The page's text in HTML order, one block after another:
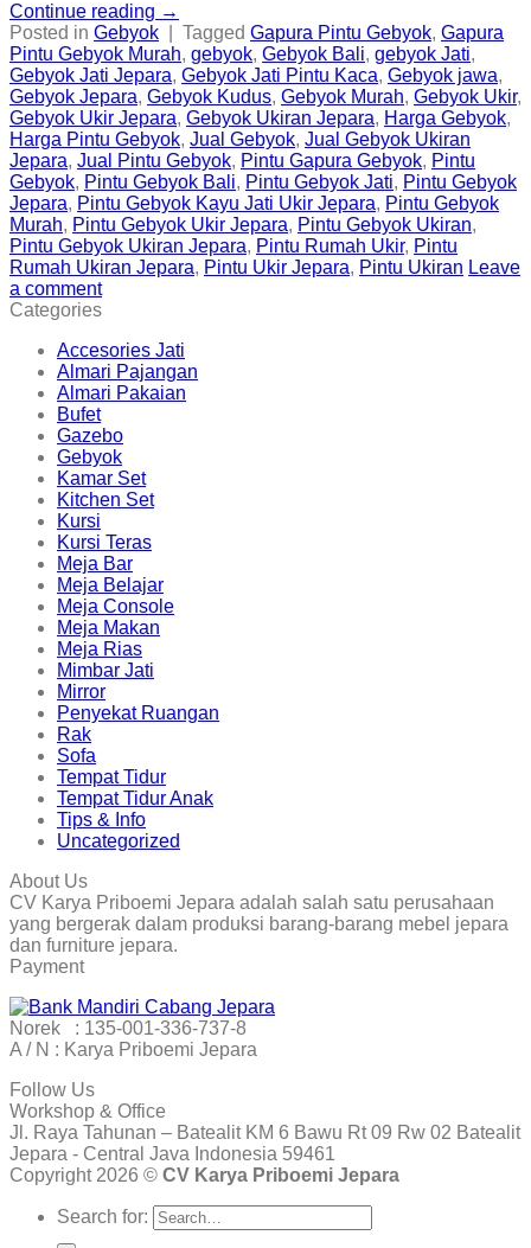
Continue reading →
Posted in Gebyok Tagged Gapura Pintu Gebyok, Gapura
Pintu Gebyok Murah, gebyok, Gebyok Bali, gebyok Jati,
Gebyok Jati Jepara, Gebyok Jati Pintu Kaca, Gebyok jawa,
Gebyok Jepara, Gebyok Kudus, Gebyok Murah, Gebyok Ukir,
Gebyok Ukir Jepara, Gebyok Ukiran Jepara, Harga Gebyok,
Harga Pintu Gebyok, Jual Gebyok, Jual Gebyok Ukiran
Jepara, Jual Pintu Gebyok, Pintu Gapura Gebyok, Pintu
Gebyok, Pintu Gebyok Bali, Pintu Gebyok Jati, Pintu Gebyok
Jepara, Pintu Gebyok Kayu Jati Ukir Jepara, Pintu Gebyok
Murah, Pintu Gebyok Ukir Jepara, Pintu Gebyok Ukiran,
Pintu Gebyok Ukiran Jepara, Pintu Rumah Ukir, Pintu
Rumah Ukiran Jepara, Pintu Ukir Jepara, Pintu Ukiran Leave
a comment
Categories
Accesories Jati
Almari Pajangan
Almari Pakaian
Bufet
Gazebo
Gebyok
Kamar Set
Kitchen Set
Kursi
Kursi Teras
Meja Bar
Meja Belajar
Meja Console
Meja Makan
Meja Rias
Mimbar Jati
Mirror
Penyekat Ruangan
Rak
Sofa
Tempat Tidur
Tempat Tidur Anak
Tips & Info
Uncategorized
About Us
CV Karya Priboemi Jepara adalah salah satu perusahaan
yang bergerak dalam produksi barang-barang mebel jepara
dan furniture jepara.
Payment
Norek : 135-001-336-737-8
A / N : Karya Priboemi Jepara
Follow Us
Workshop & Office
Jl. Raya Tahunan – Batealit KM 6 Bawu Rt 09 Rw 02 Batealit
Jepara - Central Java Indonesia 59461
Copyright 2026 © CV Karya Priboemi Jepara
Search for: